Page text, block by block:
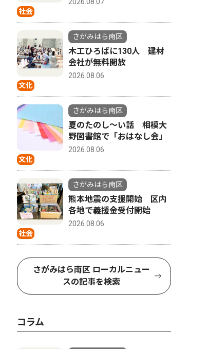
社会
文化
さがみはら南区
木工ひろばに130人 建材
会社が無料開放
2026.08.06
文化
さがみはら南区
夏のたのし〜い話 相模大
野図書館で「おはなし会」
2026.08.06
社会
さがみはら南区
熊本地震の支援開始 区内
各地で義援金受付開始
2026.08.06
さがみはら南区 ローカルニュー
スの記事を検索
コラム